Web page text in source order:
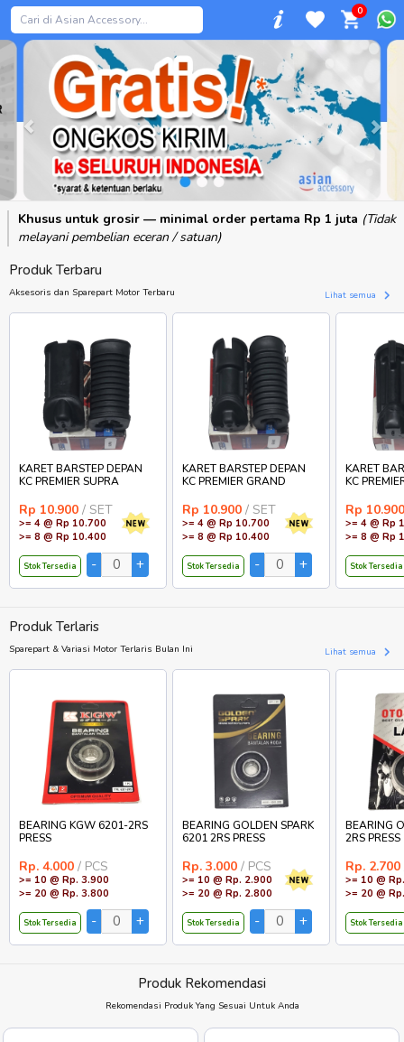
0
Khusus untuk grosir — minimal order pertama Rp 1 juta (Tidak
melayani pembelian eceran / satuan)
Produk Terbaru
Aksesoris dan Sparepart Motor Terbaru Lihat semua
KARET BARSTEP DEPAN
KC PREMIER SUPRA
Rp 10.900 / SET
>= 4 @ Rp 10.700
>= 8 @ Rp 10.400
Stok Tersedia
KARET BARSTEP DEPAN
KC PREMIER GRAND
Rp 10.900 / SET
>= 4 @ Rp 10.700
>= 8 @ Rp 10.400
Stok Tersedia
KARET
KC
Rp 10.900
>= 4 @ Rp
>= 8 @ Rp
Stok Tersedia
Produk Terlaris
Sparepart & Variasi Motor Terlaris Bulan Ini Lihat semua
BEARING KGW 6201-2RS
PRESS
Rp. 4.000 / PCS
>= 10 @ Rp. 3.900
>= 20 @ Rp. 3.800
Stok Tersedia
BEARING GOLDEN SPARK
6201 2RS PRESS
Rp. 3.000 / PCS
>= 10 @ Rp. 2.900
>= 20 @ Rp. 2.800
Stok Tersedia
BEARING
2RS PRESS
Rp. 2.700
>= 10 @
>= 20 @
Stok Tersedia
Produk Rekomendasi
Rekomendasi Produk Yang Sesuai Untuk Anda